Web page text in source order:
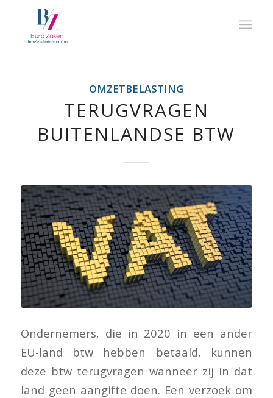
OMZETBELASTING
TERUGVRAGEN
BUITENLANDSE BTW
Ondernemers, die in 2020 in een ander
EU-land btw hebben betaald, kunnen
deze btw terugvragen wanneer zij in dat
land geen aangifte doen. Een verzoek om